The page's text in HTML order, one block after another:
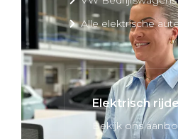
Alle elektrische
Elektrisch
Bekijk ons